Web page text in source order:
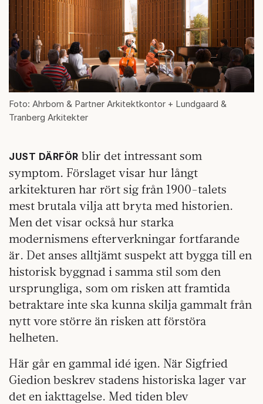
Foto: Ahrbom & Partner Arkitektkontor + Lundgaard &
Tranberg Arkitekter
JUST DÄRFÖR blir det intressant som
symptom. Förslaget visar hur långt
arkitekturen har rört sig från 1900-talets
mest brutala vilja att bryta med historien.
Men det visar också hur starka
modernismens efterverkningar fortfarande
är. Det anses alltjämt suspekt att bygga till en
historisk byggnad i samma stil som den
ursprungliga, som om risken att framtida
betraktare inte ska kunna skilja gammalt från
nytt vore större än risken att förstöra
helheten.
Här går en gammal idé igen. När Sigfried
Giedion beskrev stadens historiska lager var
det en iakttagelse. Med tiden blev